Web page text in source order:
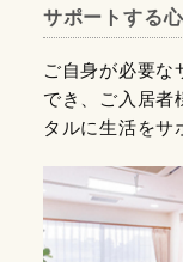
サポートする
ご自身が必要な
でき、ご入居者
タルに生活をサ